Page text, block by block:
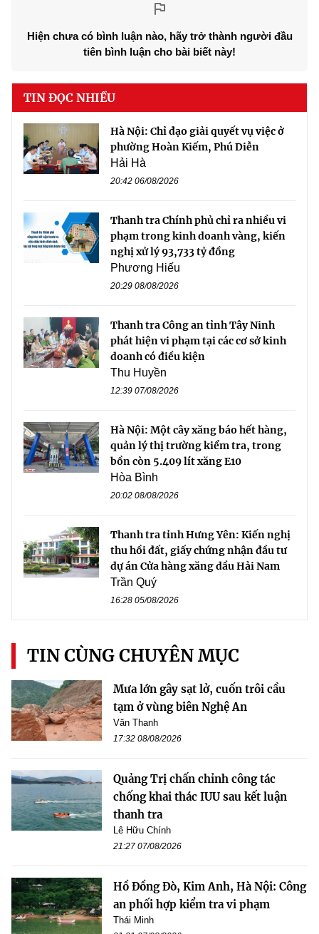
Hiện chưa có bình luận nào, hãy trở thành người đầu
tiên bình luận cho bài biết này!
TIN ĐỌC NHIỀU
Hà Nội: Chỉ đạo giải quyết vụ việc ở
phường Hoàn Kiếm, Phú Diễn
Hải Hà
20:42 06/08/2026
Thanh tra Chính phủ chỉ ra nhiều vi
phạm trong kinh doanh vàng, kiến
nghị xử lý 93,733 tỷ đồng
Phương Hiếu
20:29 08/08/2026
Thanh tra Công an tỉnh Tây Ninh
phát hiện vi phạm tại các cơ sở kinh
doanh có điều kiện
Thu Huyền
12:39 07/08/2026
Hà Nội: Một cây xăng báo hết hàng,
quản lý thị trường kiểm tra, trong
bồn còn 5.409 lít xăng E10
Hòa Bình
20:02 08/08/2026
Thanh tra tỉnh Hưng Yên: Kiến nghị
thu hồi đất, giấy chứng nhận đầu tư
dự án Cửa hàng xăng dầu Hải Nam
Trần Quý
16:28 05/08/2026
TIN CÙNG CHUYÊN MỤC
Mưa lớn gây sạt lở, cuốn trôi cầu
tạm ở vùng biên Nghệ An
Văn Thanh
17:32 08/08/2026
Quảng Trị chấn chỉnh công tác
chống khai thác IUU sau kết luận
thanh tra
Lê Hữu Chính
21:27 07/08/2026
Hồ Đồng Đò, Kim Anh, Hà Nội: Công
an phối hợp kiểm tra vi phạm
Thái Minh